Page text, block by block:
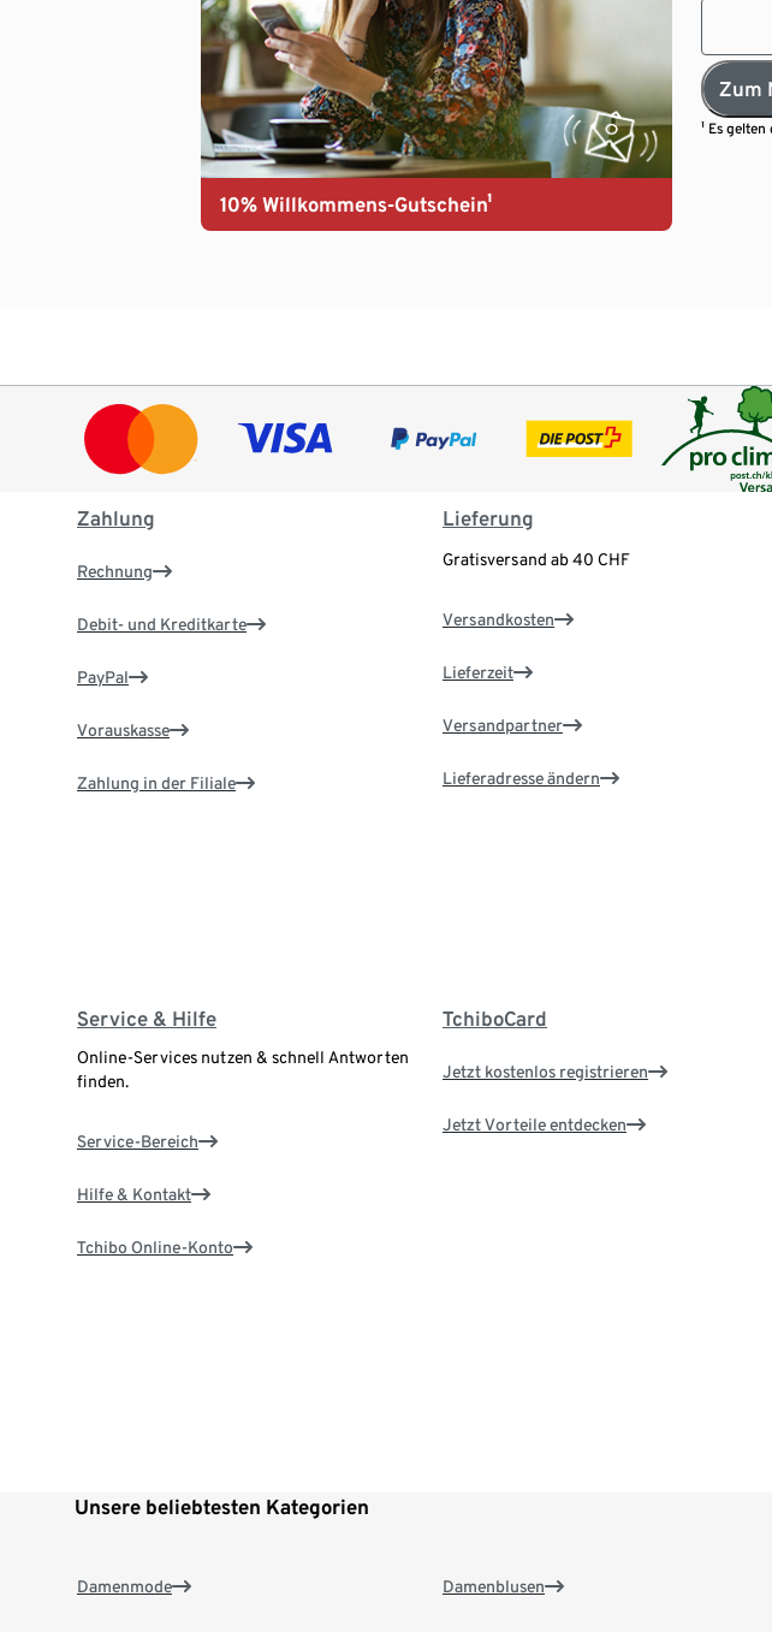
10% Willkommens-Gutschein¹
Zum
¹ Es
Zahlung
Rechnung
Debit- und Kreditkarte
PayPal
Vorauskasse
Zahlung in der Filiale
Lieferung
Gratisversand ab 40 CHF
Versandkosten
Lieferzeit
Versandpartner
Lieferadresse ändern
Service & Hilfe
Online-Services nutzen & schnell Antworten
finden.
Service-Bereich
Hilfe & Kontakt
Tchibo Online-Konto
TchiboCard
Jetzt kostenlos registrieren
Jetzt Vorteile entdecken
Unsere beliebtesten Kategorien
Damenmode Damenblusen